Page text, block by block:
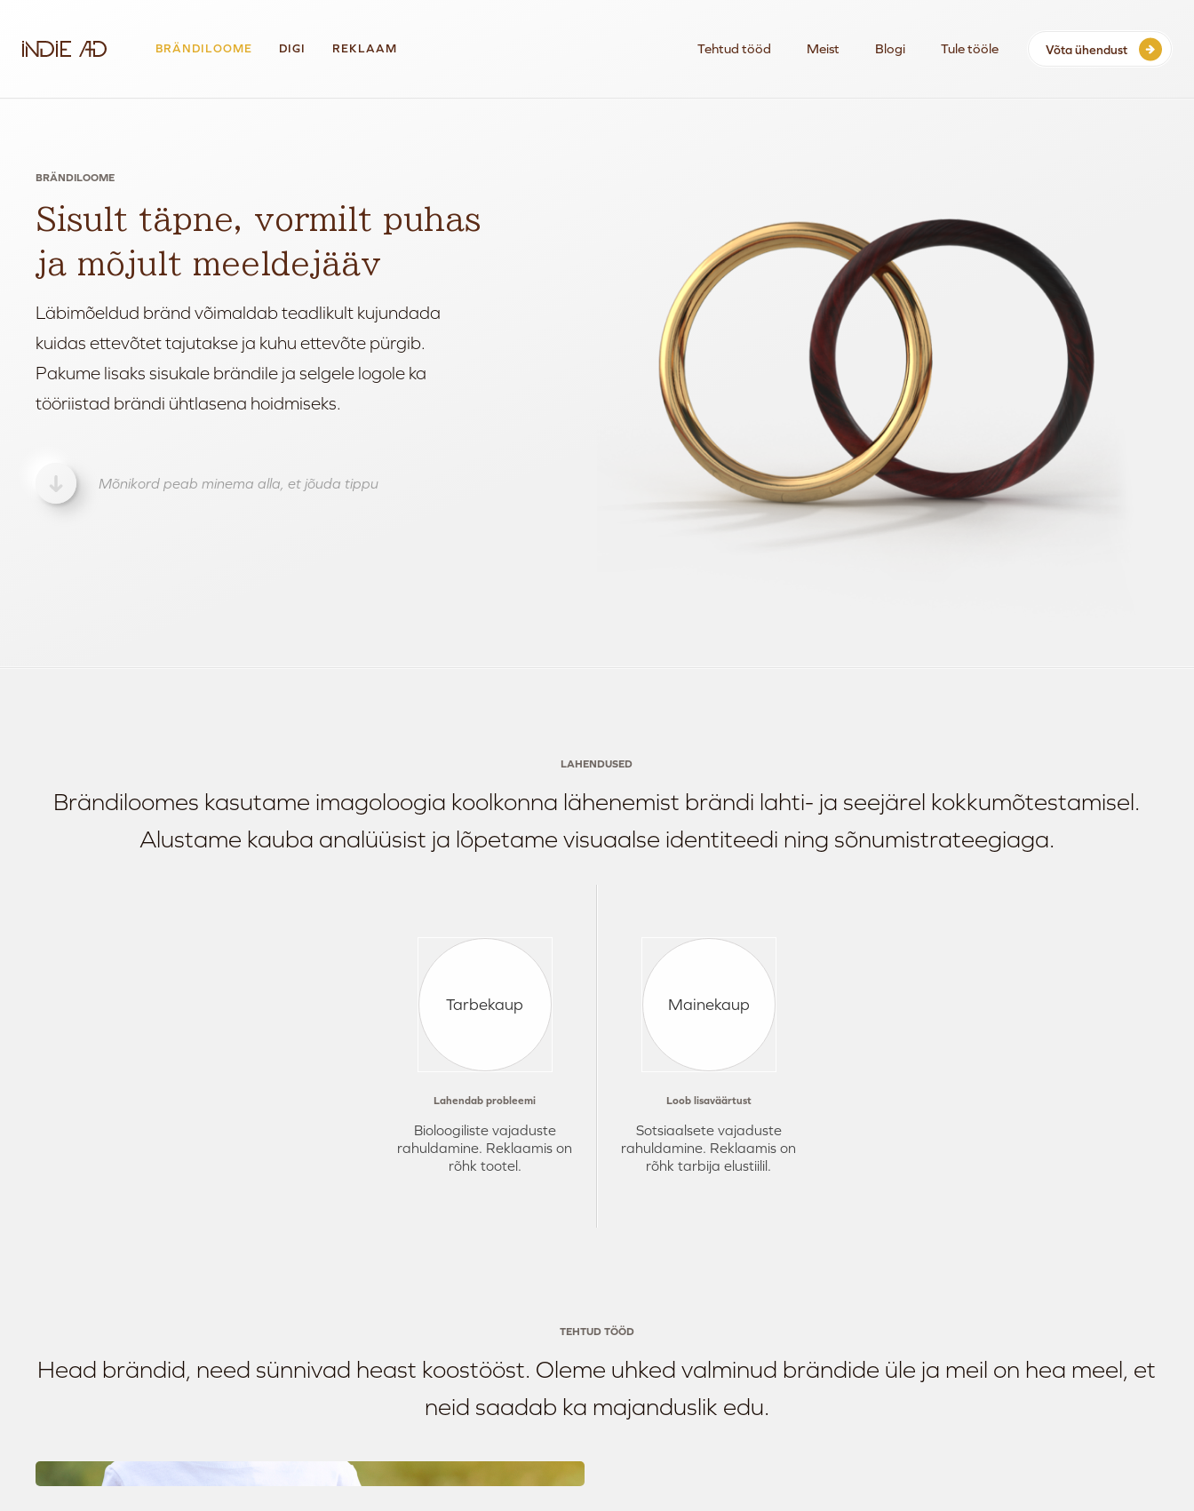
BRÄNDILOOME DIGI REKLAAM Tehtud tööd Meist Blogi Tule tööle Võta ühendust
BRÄNDILOOME
Sisult täpne, vormilt puhas
ja mõjult meeldejääv
Läbimõeldud bränd võimaldab teadlikult kujundada
kuidas ettevõtet tajutakse ja kuhu ettevõte pürgib.
Pakume lisaks sisukale brändile ja selgele logole ka
tööriistad brändi ühtlasena hoidmiseks.
Mõnikord peab minema alla, et jõuda tippu
LAHENDUSED
Brändiloomes kasutame imagoloogia koolkonna lähenemist brändi lahti- ja seejärel kokkumõtestamisel.
Alustame kauba analüüsist ja lõpetame visuaalse identiteedi ning sõnumistrateegiaga.
Tarbekaup
Lahendab probleemi
Bioloogiliste vajaduste
rahuldamine. Reklaamis on
rõhk tootel.
Mainekaup
Loob lisaväärtust
Sotsiaalsete vajaduste
rahuldamine. Reklaamis on
rõhk tarbija elustiilil.
TEHTUD TÖÖD
Head brändid, need sünnivad heast koostööst. Oleme uhked valminud brändide üle ja meil on hea meel, et
neid saadab ka majanduslik edu.